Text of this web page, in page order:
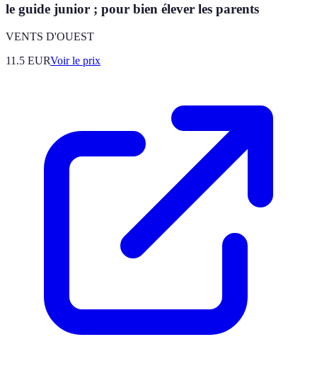
le guide junior ; pour bien élever les parents
VENTS D'OUEST
11.5 EURVoir le prix